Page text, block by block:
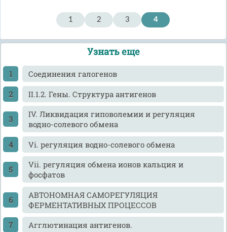
1 2 3 4
Узнать еще
Cоединения галогенов
II.1.2. Гены. Структура антигенов
IV. Ликвидация гиповолемии и регуляция
водно-солевого обмена
Vi. регуляция водно-солевого обмена
Vii. регуляция обмена ионов кальция и
фосфатов
АВТОНОМНАЯ САМОРЕГУЛЯЦИЯ
ФЕРМЕНТАТИВНЫХ ПРОЦЕССОВ
Агглютинация антигенов.